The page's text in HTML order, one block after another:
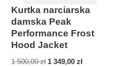
Kurtka narciarska
damska Peak
Performance Frost
Hood Jacket
1 500,00zł 1 349,00zł